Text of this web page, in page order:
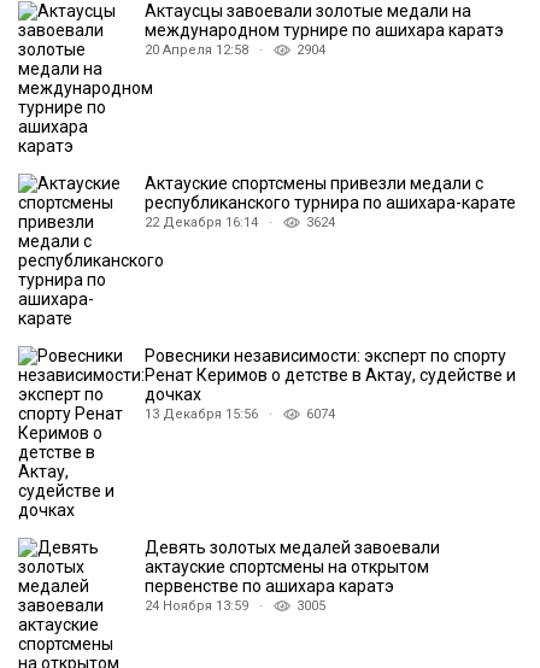
Актаусцы завоевали золотые медали на
международном турнире по ашихара каратэ
20 Апреля 12:58 · 2904
Актауские спортсмены привезли медали с
республиканского турнира по ашихара-карате
22 Декабря 16:14 · 3624
Ровесники независимости: эксперт по спорту
Ренат Керимов о детстве в Актау, судействе и
дочках
13 Декабря 15:56 · 6074
Девять золотых медалей завоевали
актауские спортсмены на открытом
первенстве по ашихара каратэ
24 Ноября 13:59 · 3005